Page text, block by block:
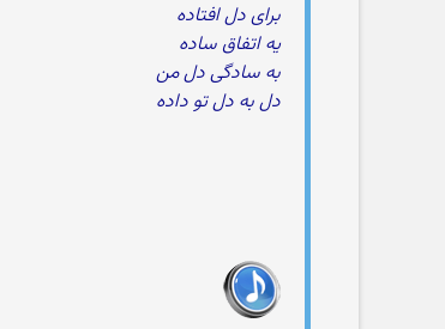
برای دل افتاده
یه اتفاق ساده
به سادگی دل من
دل به دل تو داده